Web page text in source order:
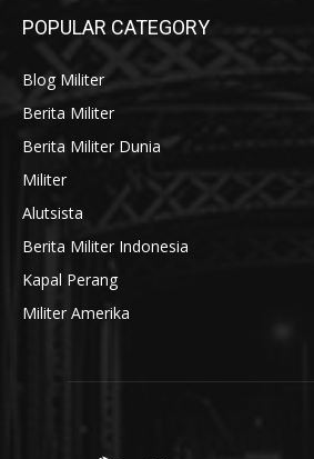
POPULAR CATEGORY
Blog Militer
Berita Militer
Berita Militer Dunia
Militer
Alutsista
Berita Militer Indonesia
Kapal Perang
Militer Amerika